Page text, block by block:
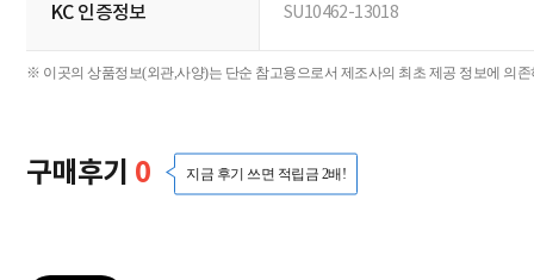
KC 인증정보 SU10462-13018
※ 이곳의 상품정보(외관,사양)는 단순 참고용으로서 제조사의 최초 제공 정보에 의
구매후기 0 지금 후기 쓰면 적립금 2배!